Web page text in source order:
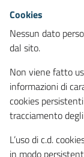
Cookies
Nessun dato
dal sito.
Non viene fatto
informazioni di
cookies
tracciamento
L’uso di c.d.
in modo